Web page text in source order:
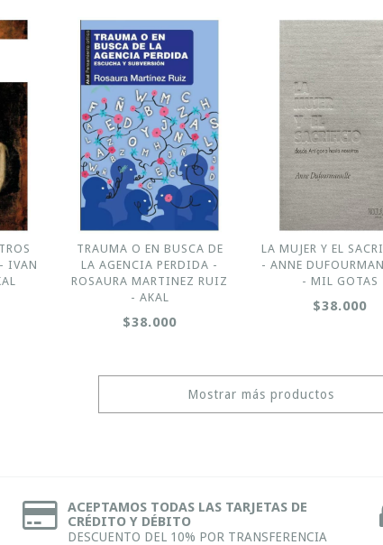
IVAN
TRAUMA O EN BUSCA DE
LA AGENCIA PERDIDA -
ROSAURA MARTINEZ RUIZ
- AKAL
$38.000
LA MUJER Y EL
- ANNE
- MIL GOTAS
$38.000
Mostrar más productos
ACEPTAMOS TODAS LAS TARJETAS DE
CRÉDITO Y DÉBITO
DESCUENTO DEL 10% POR TRANSFERENCIA